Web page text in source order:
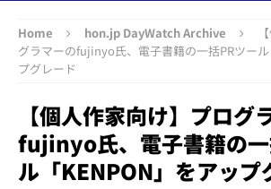
Home hon.jp DayWatch Archive
グラマーのfujinyo氏、電子書籍の一括PRツール
プグレード
【個人作家向け】プログ
fujinyo氏、電子書籍の一
ル「KENPON」をアップ